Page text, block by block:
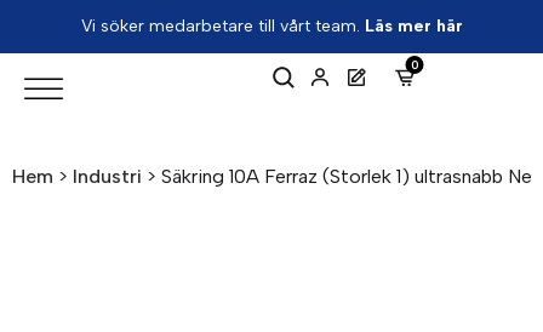
Vi söker medarbetare till vårt team. Läs mer här
0
Hem > Industri > Säkring 10A Ferraz (Storlek 1) ultrasnabb